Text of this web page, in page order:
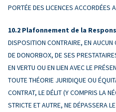
PORTÉE DES LICENCES ACCORDÉES
Plafonnement de la
DISPOSITION CONTRAIRE, EN
DE DONORBOX, DE SES
EN VERTU OU EN LIEN AVEC LE
TOUTE THÉORIE JURIDIQUE OU
CONTRAT, LE DÉLIT (Y COMPRIS LA
STRICTE ET AUTRE, NE DÉPASSERA